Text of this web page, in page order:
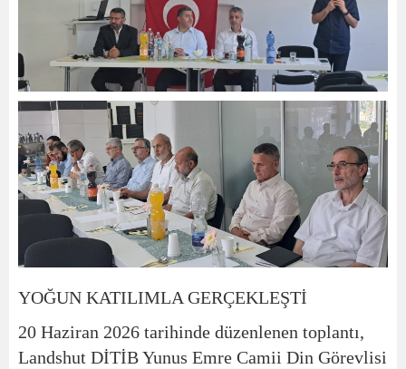
YOĞUN KATILIMLA GERÇEKLEŞTİ
20 Haziran 2026 tarihinde düzenlenen toplantı,
Landshut DİTİB Yunus Emre Camii Din Görevlisi